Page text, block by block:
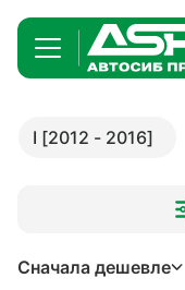
I [2012 - 2016]
Сначала дешевле